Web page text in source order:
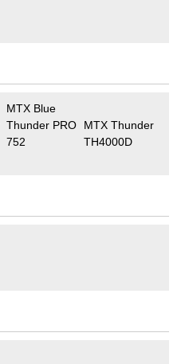
MTX Blue
Thunder PRO
752
MTX Thunder
TH4000D